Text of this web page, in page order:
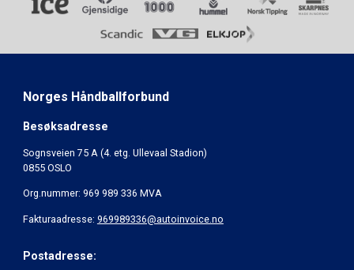
Norges Håndballforbund
Besøksadresse
Sognsveien 75 A (4. etg. Ullevaal Stadion)
0855 OSLO
Org.nummer: 969 989 336 MVA
Fakturaadresse: 969989336@autoinvoice.no
Postadresse: